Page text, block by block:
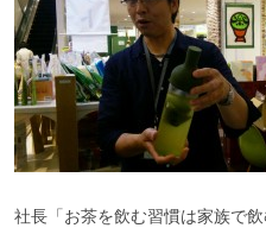
社長「お茶を飲む習慣は家族で